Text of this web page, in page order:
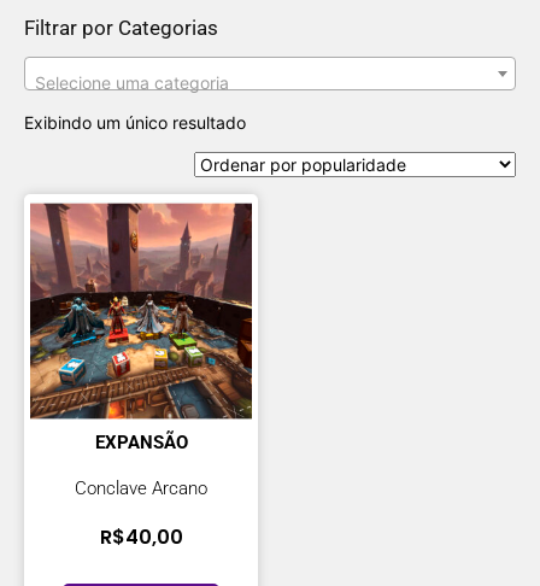
Filtrar por Categorias
Selecione uma categoria
Exibindo um único resultado
EXPANSÃO
Conclave Arcano
R$40,00